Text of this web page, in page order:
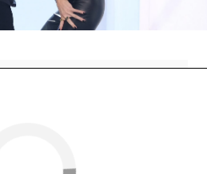
» Tu cara me suena